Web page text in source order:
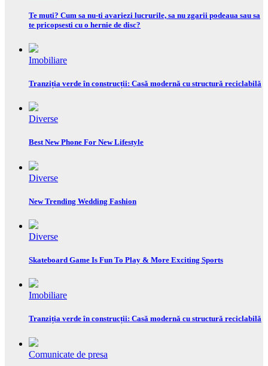
Te muti? Cum sa nu-ti avariezi lucrurile, sa nu zgarii podeaua sau sa
te pricopsesti cu o hernie de disc?
Imobiliare
Tranziția verde în construcții: Casă modernă cu structură reciclabilă
Diverse
Best New Phone For New Lifestyle
Diverse
New Trending Wedding Fashion
Diverse
Skateboard Game Is Fun To Play & More Exciting Sports
Imobiliare
Tranziția verde în construcții: Casă modernă cu structură reciclabilă
Comunicate de presa